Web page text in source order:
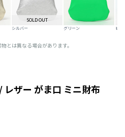
SOLD OUT
シルバー グリーン ピン
とは異なる場合があります。
ザー がま口 ミニ財布